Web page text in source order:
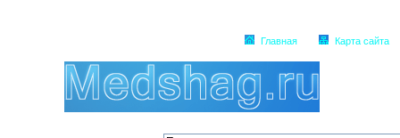
Главная Карта сайта